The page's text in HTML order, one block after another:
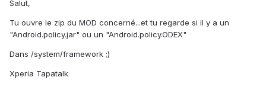
Salut,
Tu ouvre le zip du MOD concerné...et tu regarde si il y a un
"Android.policy.jar" ou un "Android.policy.ODEX"
Dans /system/framework ;)
Xperia Tapatalk